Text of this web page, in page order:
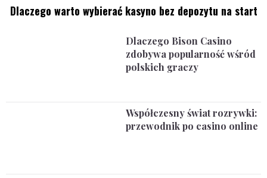
Dlaczego warto wybierać kasyno bez depozytu na start
Dlaczego Bison Casino
zdobywa popularność wśród
polskich graczy
Współczesny świat rozrywki:
przewodnik po casino online